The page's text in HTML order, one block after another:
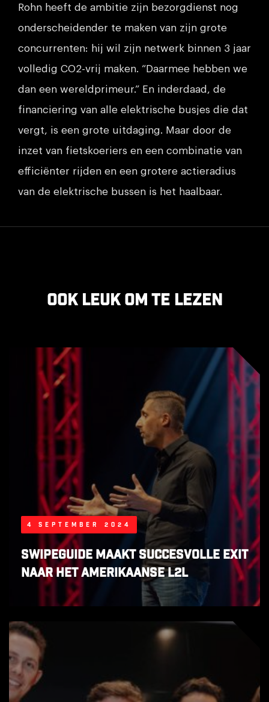
Rohn heeft de ambitie zijn bezorgdienst nog
onderscheidender te maken van zijn grote
concurrenten: hij wil zijn netwerk binnen 3 jaar
volledig CO2-vrij maken. “Daarmee hebben we
dan een wereldprimeur.” En inderdaad, de
financiering van alle elektrische busjes die dat
vergt, is een grote uitdaging. Maar door de
inzet van fietskoeriers en een combinatie van
efficiënter rijden en een grotere actieradius
van de elektrische bussen is het haalbaar.
Ook leuk om te lezen
4 september 2024
SwipeGuide maakt succesvolle exit
naar het Amerikaanse L2L